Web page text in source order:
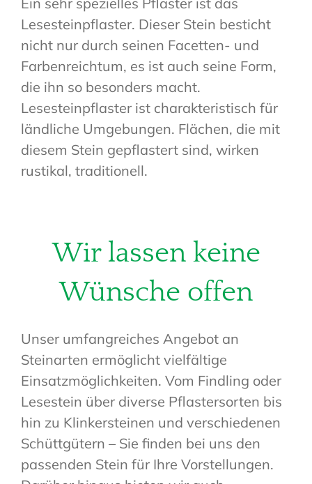
Lesesteinpflaster. Dieser Stein besticht
nicht nur durch seinen Facetten- und
Farbenreichtum, es ist auch seine Form,
die ihn so besonders macht.
Lesesteinpflaster ist charakteristisch für
ländliche Umgebungen. Flächen, die mit
diesem Stein gepflastert sind, wirken
rustikal, traditionell.
Wir lassen keine
Wünsche offen
Unser umfangreiches Angebot an
Steinarten ermöglicht vielfältige
Einsatzmöglichkeiten. Vom Findling oder
Lesestein über diverse Pflastersorten bis
hin zu Klinkersteinen und verschiedenen
Schüttgütern – Sie finden bei uns den
passenden Stein für Ihre Vorstellungen.